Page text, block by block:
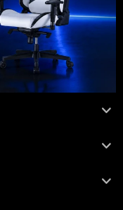
novedades!
SUSCRIBIRME